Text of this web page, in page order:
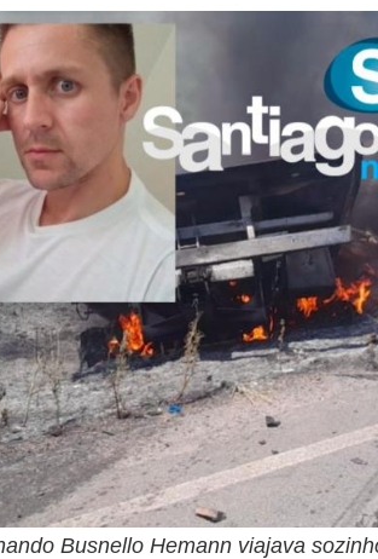
Busnello Hemann viajava